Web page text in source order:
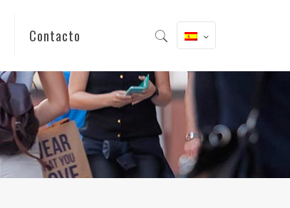
Contacto